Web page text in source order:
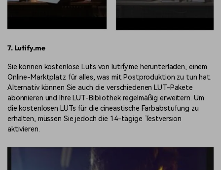
7. Lutify.me
Sie können kostenlose Luts von lutify.me herunterladen, einem
Online-Marktplatz für alles, was mit Postproduktion zu tun hat.
Alternativ können Sie auch die verschiedenen LUT-Pakete
abonnieren und Ihre LUT-Bibliothek regelmäßig erweitern. Um
die kostenlosen LUTs für die cineastische Farbabstufung zu
erhalten, müssen Sie jedoch die 14-tägige Testversion
aktivieren.